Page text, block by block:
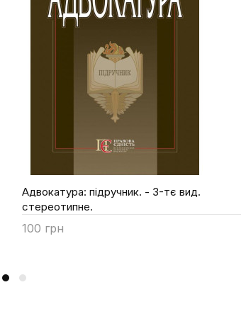
Адвокатура: підручник. - 3-тє вид.
стереотипне.
100 грн